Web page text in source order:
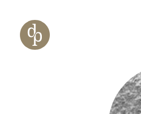
Zur Navigation springen
Zur Website-Suche springen